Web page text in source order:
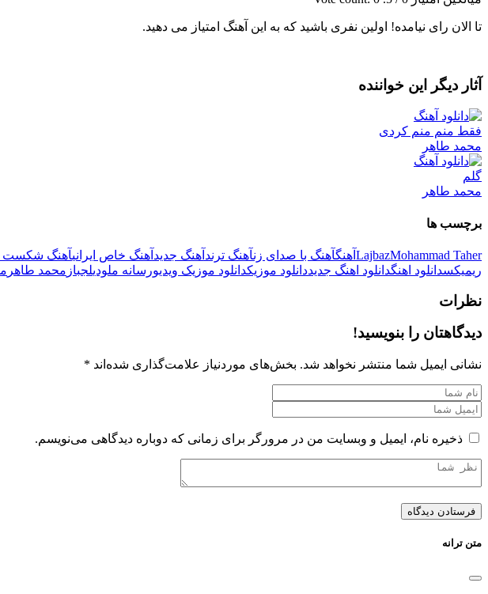
تا الان رای نیامده! اولین نفری باشید که به این آهنگ امتیاز می دهید.
آثار دیگر این خواننده
فقط منم منم کردی
محمد طاهر
گلم
محمد طاهر
برچسب ها
LajbazMohammad Taher آهنگآهنگ با صدای زنآهنگ ترند آهنگ جدید آهنگ خاص ایرانیآهنگ شکست
ریمیکسدانلود اهنگدانلود اهنگ جدیددانلود موزیکدانلود موزیک ویدیورسانه ملودیلجباز محمد طاهر
نظرات
دیدگاهتان را بنویسید!
نشانی ایمیل شما منتشر نخواهد شد. بخش‌های موردنیاز علامت‌گذاری شده‌اند *
ذخیره نام، ایمیل و وبسایت من در مرورگر برای زمانی که دوباره دیدگاهی می‌نویسم.
متن ترانه